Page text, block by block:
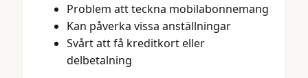
Problem att teckna mobilabonnemang
Kan påverka vissa anställningar
Svårt att få kreditkort eller
delbetalning